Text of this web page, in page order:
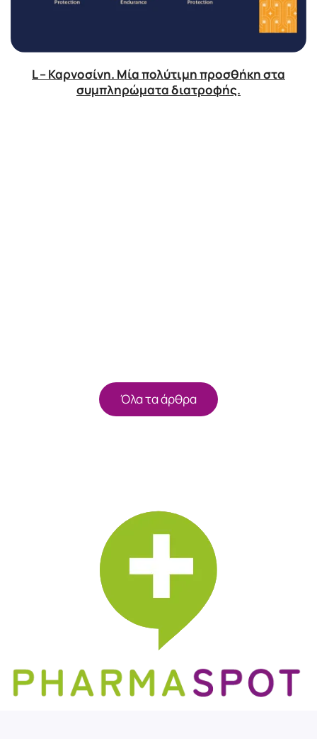
L – Καρνοσίνη. Μία πολύτιμη προσθήκη στα
συμπληρώματα διατροφής.
Όλα τα άρθρα